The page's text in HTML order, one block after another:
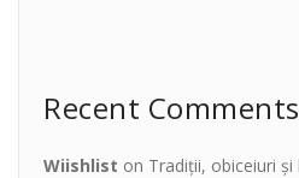
Recent Comments
Wiishlist on Tradiții, obiceiuri